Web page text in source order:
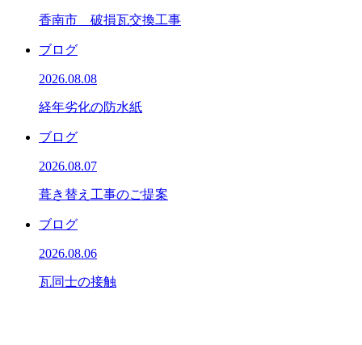
香南市 破損瓦交換工事
ブログ
2026.08.08
経年劣化の防水紙
ブログ
2026.08.07
葺き替え工事のご提案
ブログ
2026.08.06
瓦同士の接触